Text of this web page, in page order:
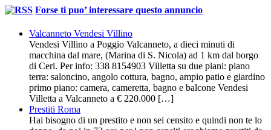
Forse ti puo’ interessare questo annuncio
Valcanneto Vendesi Villino
Vendesi Villino a Poggio Valcanneto, a dieci minuti di
macchina dal mare, (Marina di S. Nicola) ad 1 km dal borgo
di Ceri. Per info: 338 8154903 Villetta su due piani: piano
terra: saloncino, angolo cottura, bagno, ampio patio e giardino
primo piano: camera, cameretta, bagno e balcone Vendesi
Villetta a Valcanneto a € 220.000 […]
Prestiti Roma
Hai bisogno di un prestito e non sei censito e quindi non te lo